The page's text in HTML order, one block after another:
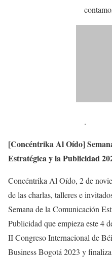
.
[Concéntrika Al Oído]
Estratégica y la Publicidad
Concéntrika Al Oído, 2 de
de las charlas, talleres e
Semana de la Comunicación
Publicidad que empieza este 4
II Congreso Internacional de
Business Bogotá 2023 y